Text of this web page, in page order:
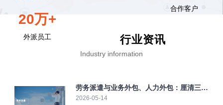
合作客户
20万+
外派员工 行业资讯
Industry information
劳务派遣与业务外包、人力外包：厘清三大
弹性用工模式
2026-05-14